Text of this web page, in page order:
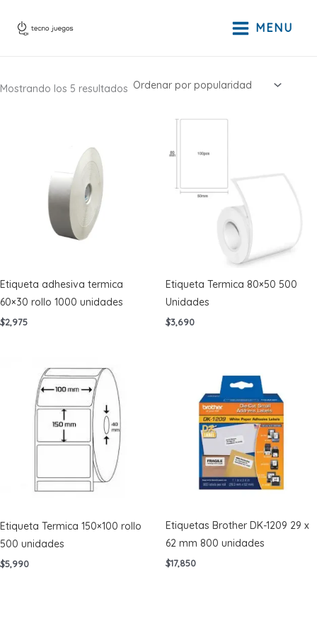
MENU
Mostrando los 5 resultados Ordenado
Etiqueta adhesiva termica
60×30 rollo 1000 unidades
$2,975
Etiqueta Termica 80×50 500
Unidades
$3,690
Etiqueta Termica 150×100 rollo
500 unidades
$5,990
Etiquetas Brother DK-1209 29 x
62 mm 800 unidades
$17,850